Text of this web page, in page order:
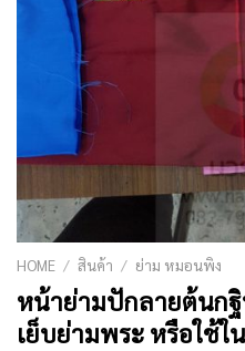
HOME / สินค้า / ย่าม หมอนพิง
หน้าย่ามปักลายต้นก
เย็บย่ามพระ หรือใช้ใ